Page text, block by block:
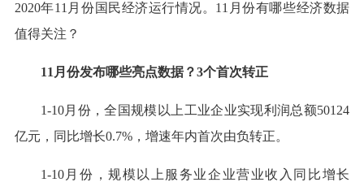
2020年11月份国民经济运行情况。11月份有哪些经济数据
值得关注？
11月份发布哪些亮点数据？3个首次转正
1-10月份，全国规模以上工业企业实现利润总额50124
亿元，同比增长0.7%，增速年内首次由负转正。
1-10月份，规模以上服务业企业营业收入同比增长